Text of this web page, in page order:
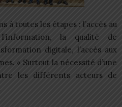
à toutes les étapes : l’accès au
la qualité de
digitale, l’accès aux
« Surtout la nécessité d’une
les différents acteurs de